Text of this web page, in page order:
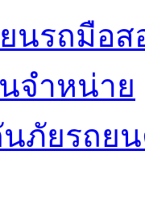
นรถมือส
จำหน่าย
นภัยรถย